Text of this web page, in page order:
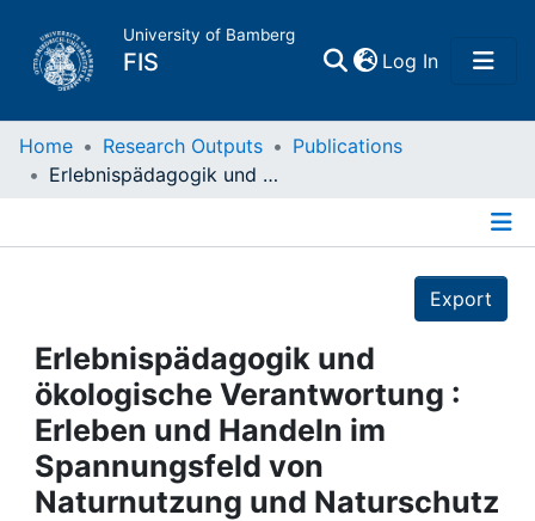
University of Bamberg
FIS Log In(current)
Home
Projects
People
Institutions
Home Research Outputs
Publications
Erlebnispädagogik und ökologische Verantwortung : Erleben und Handeln im Spannungsfeld von Naturnutzung und Naturschutz
Export
Erlebnispädagogik und
ökologische Verantwortung :
Erleben und Handeln im
Spannungsfeld von
Naturnutzung und Naturschutz